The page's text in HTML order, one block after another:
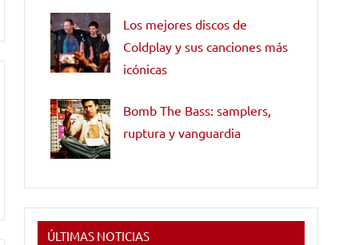
Los mejores discos de
Coldplay y sus canciones más
icónicas
Bomb The Bass: samplers,
ruptura y vanguardia
ÚLTIMAS NOTICIAS